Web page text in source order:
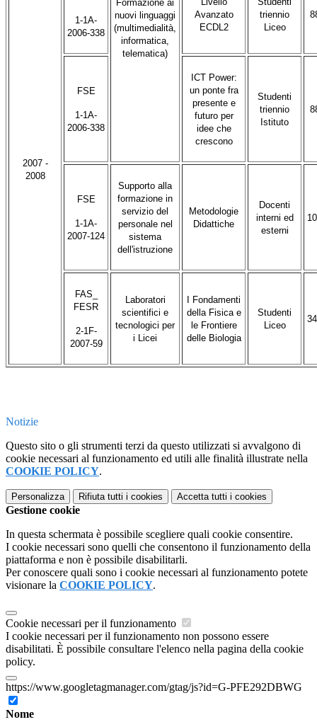
Formazione ai
nuovi linguaggi
(multimedialità,
informatica,
telematica)
2007 -
2008
1-1A-
2006-338
Avanzato
ECDL2
triennio
Liceo
FSE
1-1A-
2006-338
ICT Power:
un ponte fra
presente e
futuro per
idee che
crescono
Studenti
triennio
Istituto
FSE
1-1A-
2007-124
Supporto alla
formazione in
servizio del
personale nel
sistema
dell'istruzione
Metodologie
Didattiche
Docenti
interni ed
esterni
FAS_
FESR
2-1F-
2007-59
Laboratori
scientifici e
tecnologici per
i Licei
I Fondamenti
della Fisica e
le Frontiere
delle Biologia
Studenti
Liceo
Notizie
Questo sito o gli strumenti terzi da questo utilizzati si avvalgono di
cookie necessari al funzionamento ed utili alle finalità illustrate nella
COOKIE POLICY.
Personalizza Rifiuta tutti i cookies Accetta tutti i cookies
Gestione cookie
In questa schermata è possibile scegliere quali cookie consentire.
I cookie necessari sono quelli che consentono il funzionamento della
piattaforma e non è possibile disabilitarli.
Per conoscere quali sono i cookie necessari al funzionamento potete
visionare la COOKIE POLICY.
Cookie necessari per il funzionamento
I cookie necessari per il funzionamento non possono essere
disabilitati. È possibile consultare l'elenco nella pagina della cookie
policy.
https://www.googletagmanager.com/gtag/js?id=G-PFE292DBWG
Nome